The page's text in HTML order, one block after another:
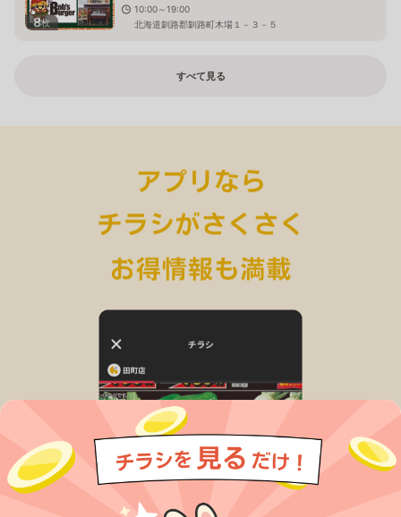
8枚
10:00～19:00
北海道釧路郡釧路町木場１－３－５
すべて見る